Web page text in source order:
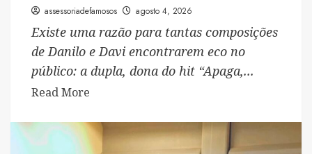
assessoriadefamosos agosto 4, 2026
Existe uma razão para tantas composições
de Danilo e Davi encontrarem eco no
público: a dupla, dona do hit “Apaga,...
Read More
about
“Aliança”: